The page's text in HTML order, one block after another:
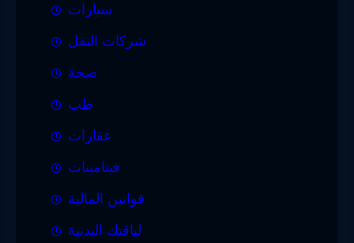
سيارات
شركات النقل
صحة
طب
عقارات
فيتامينات
قوانين المالية
لياقتك البدنية